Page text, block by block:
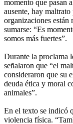
momento que pasan
ausente, hay
organizaciones están
sumarse: “Es
somos más fuertes”.
Durante la proclama
señalaron que “el
consideraron que su
deuda ética y moral
animales”.
En el texto se indicó
violencia física.